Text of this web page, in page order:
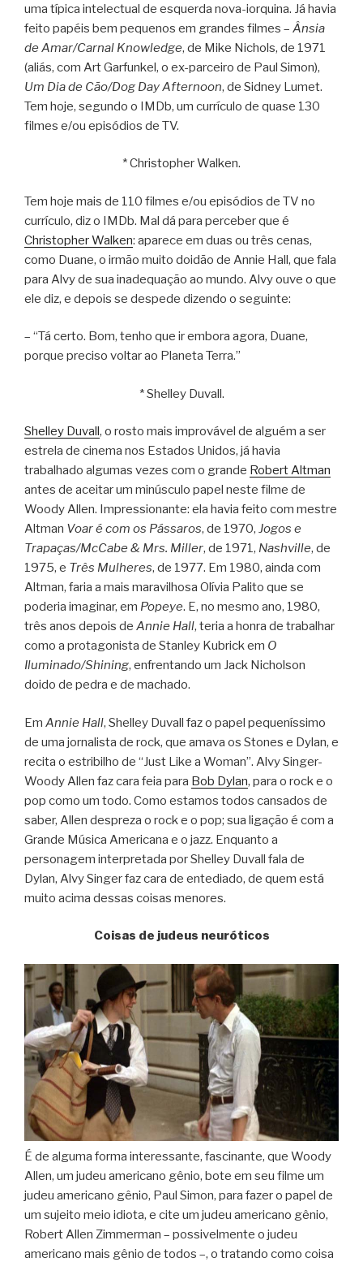
uma típica intelectual de esquerda nova-iorquina. Já havia
feito papéis bem pequenos em grandes filmes – Ânsia
de Amar/Carnal Knowledge, de Mike Nichols, de 1971
(aliás, com Art Garfunkel, o ex-parceiro de Paul Simon),
Um Dia de Cão/Dog Day Afternoon, de Sidney Lumet.
Tem hoje, segundo o IMDb, um currículo de quase 130
filmes e/ou episódios de TV.
* Christopher Walken.
Tem hoje mais de 110 filmes e/ou episódios de TV no
currículo, diz o IMDb. Mal dá para perceber que é
Christopher Walken: aparece em duas ou três cenas,
como Duane, o irmão muito doidão de Annie Hall, que fala
para Alvy de sua inadequação ao mundo. Alvy ouve o que
ele diz, e depois se despede dizendo o seguinte:
– “Tá certo. Bom, tenho que ir embora agora, Duane,
porque preciso voltar ao Planeta Terra.”
* Shelley Duvall.
Shelley Duvall, o rosto mais improvável de alguém a ser
estrela de cinema nos Estados Unidos, já havia
trabalhado algumas vezes com o grande Robert Altman
antes de aceitar um minúsculo papel neste filme de
Woody Allen. Impressionante: ela havia feito com mestre
Altman Voar é com os Pássaros, de 1970, Jogos e
Trapaças/McCabe & Mrs. Miller, de 1971, Nashville, de
1975, e Três Mulheres, de 1977. Em 1980, ainda com
Altman, faria a mais maravilhosa Olívia Palito que se
poderia imaginar, em Popeye. E, no mesmo ano, 1980,
três anos depois de Annie Hall, teria a honra de trabalhar
como a protagonista de Stanley Kubrick em O
Iluminado/Shining, enfrentando um Jack Nicholson
doido de pedra e de machado.
Em Annie Hall, Shelley Duvall faz o papel pequeníssimo
de uma jornalista de rock, que amava os Stones e Dylan, e
recita o estribilho de “Just Like a Woman”. Alvy Singer-
Woody Allen faz cara feia para Bob Dylan, para o rock e o
pop como um todo. Como estamos todos cansados de
saber, Allen despreza o rock e o pop; sua ligação é com a
Grande Música Americana e o jazz. Enquanto a
personagem interpretada por Shelley Duvall fala de
Dylan, Alvy Singer faz cara de entediado, de quem está
muito acima dessas coisas menores.
Coisas de judeus neuróticos
É de alguma forma interessante, fascinante, que Woody
Allen, um judeu americano gênio, bote em seu filme um
judeu americano gênio, Paul Simon, para fazer o papel de
um sujeito meio idiota, e cite um judeu americano gênio,
Robert Allen Zimmerman – possivelmente o judeu
americano mais gênio de todos –, o tratando como coisa